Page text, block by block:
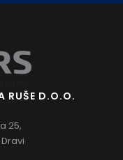
RUŠE D.O.O.
25,